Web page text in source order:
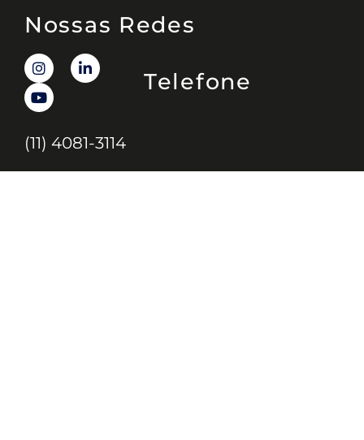
Nossas Redes
Telefone
(11) 4081-3114